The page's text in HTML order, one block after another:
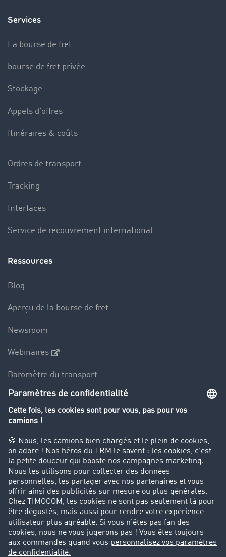
Services
La bourse de fret
bourse de fret privée
Stockage
Appels d’offres
Itinéraires & coûts
Ordres de transport
Tracking
Interfaces
Service de recouvrement international
Ressources
Blog
Aperçu de la bourse de fret
Newsroom
Webinaires
Baromètre du transport
Le dictionnaire du transport
Interdiction de circulation des poids lourds
Entreprise
Parrainage clients
Success Stories
Cadre légal
Mentions légales